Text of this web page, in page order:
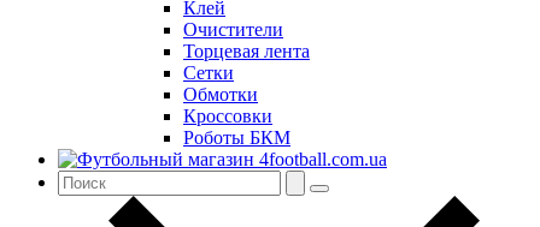
Клей
Очистители
Торцевая лента
Сетки
Обмотки
Кроссовки
Роботы БКМ